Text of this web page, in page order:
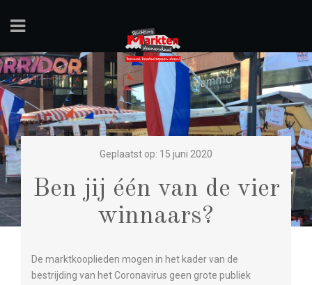
Geplaatst op: 15 juni 2020
Ben jij één van de vier
winnaars?
De marktkooplieden mogen in het kader van de
bestrijding van het Coronavirus geen grote publiek